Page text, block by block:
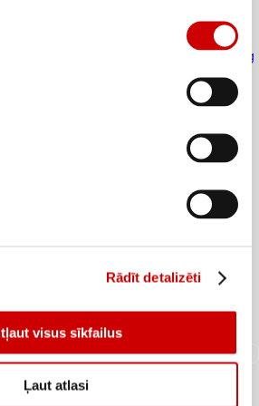
Rādīt detalizēti
visus sīkfailus
Ļaut atlasi
Skābais krējums VALMIERA 20% 450g
20% 450g